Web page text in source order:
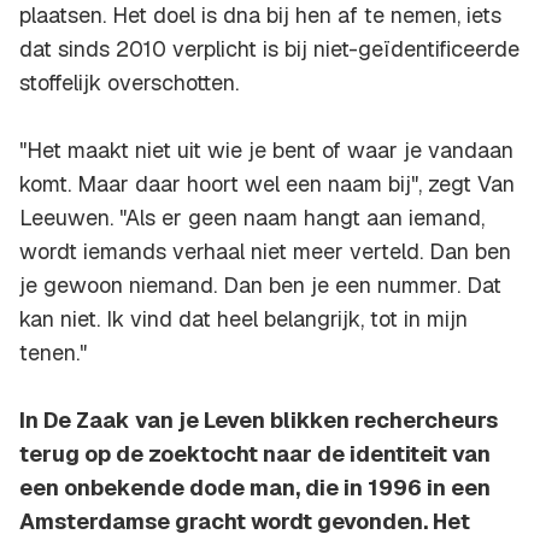
plaatsen. Het doel is dna bij hen af te nemen, iets
dat sinds 2010 verplicht is bij niet-­geïdentificeerde
stoffelijk overschotten.
"Het maakt niet uit wie je bent of waar je vandaan
komt. Maar daar hoort wel een naam bij", zegt Van
Leeuwen. "Als er geen naam hangt aan iemand,
wordt iemands verhaal niet meer verteld. Dan ben
je gewoon niemand. Dan ben je een nummer. Dat
kan niet. Ik vind dat heel belangrijk, tot in mijn
tenen."
In De Zaak van je Leven blikken rechercheurs
terug op de zoektocht naar de identiteit van
een onbekende dode man, die in 1996 in een
Amsterdamse gracht wordt gevonden. Het